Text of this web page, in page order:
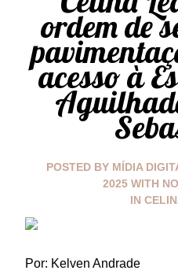
ordem de
acesso à
POSTED BY MÍDIA
2025WITH
IN
Por: Kelven Andrade